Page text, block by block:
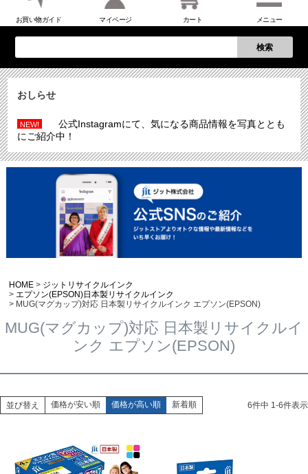
お買い物ガイド マイページ カート メニュー
検索
おしらせ
NEW!
公式Instagramにて、気になる商品情報を写真ととも
にご紹介中！
HOME
ジットリサイクルインク
エプソン(EPSON)日本製リサイクルインク
MUG(マグカップ)対応 日本製リサイクルインク エプソン(EPSON)
MUG(マグカップ)対応 日本製リサイクルイ
ンク エプソン(EPSON)
並び替え 価格が安い順 価格が高い順 新着順 6件中 1-6件表示